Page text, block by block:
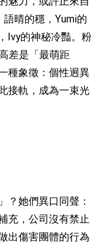
晴的穩，Yumi的
Ivy的神秘冷豔。粉
差是「最萌距
種象徵：個性迥異
接軌，成為一束光
？她們異口同聲：
充，公司沒有禁止
出傷害團體的行為